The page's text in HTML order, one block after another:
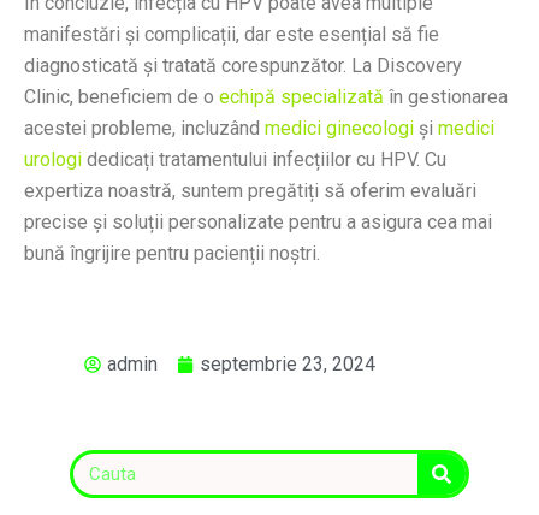
manifestări și complicații, dar este esențial să fie
diagnosticată și tratată corespunzător. La Discovery
Clinic, beneficiem de o echipă specializată în gestionarea
acestei probleme, incluzând medici ginecologi și medici
urologi dedicați tratamentului infecțiilor cu HPV. Cu
expertiza noastră, suntem pregătiți să oferim evaluări
precise și soluții personalizate pentru a asigura cea mai
bună îngrijire pentru pacienții noștri.
admin septembrie 23, 2024